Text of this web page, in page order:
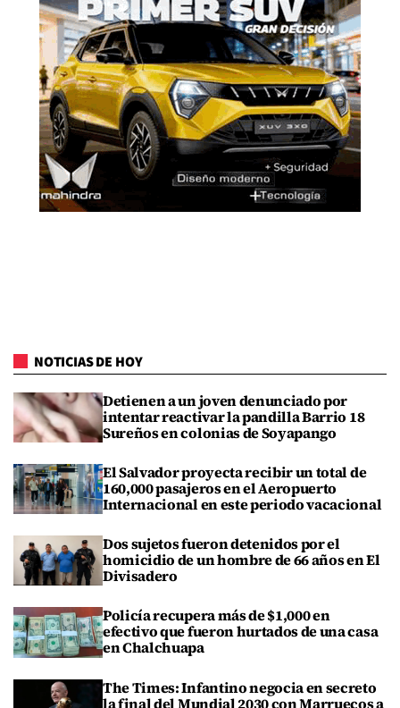
NOTICIAS DE HOY
Detienen a un joven denunciado por
intentar reactivar la pandilla Barrio 18
Sureños en colonias de Soyapango
El Salvador proyecta recibir un total de
160,000 pasajeros en el Aeropuerto
Internacional en este periodo vacacional
Dos sujetos fueron detenidos por el
homicidio de un hombre de 66 años en El
Divisadero
Policía recupera más de $1,000 en
efectivo que fueron hurtados de una casa
en Chalchuapa
The Times: Infantino negocia en secreto
la final del Mundial 2030 con Marruecos a